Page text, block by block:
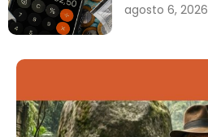
agosto 6, 2026